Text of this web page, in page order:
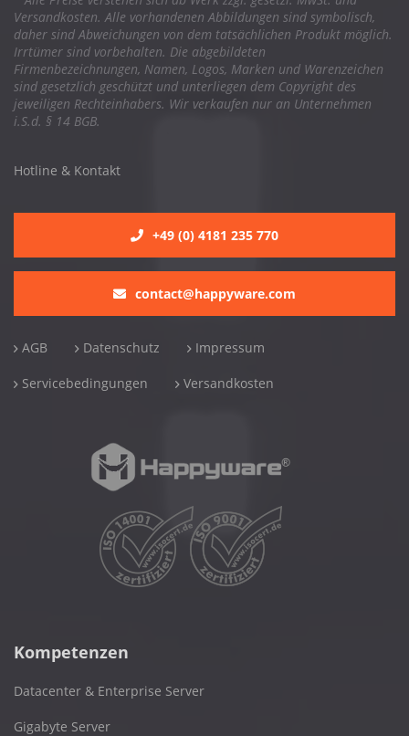
Versandkosten. Alle vorhandenen Abbildungen sind symbolisch,
daher sind Abweichungen von dem tatsächlichen Produkt möglich.
Irrtümer sind vorbehalten. Die abgebildeten
Firmenbezeichnungen, Namen, Logos, Marken und Warenzeichen
sind gesetzlich geschützt und unterliegen dem Copyright des
jeweiligen Rechteinhabers. Wir verkaufen nur an Unternehmen
i.S.d. § 14 BGB.
Hotline & Kontakt
+49 (0) 4181 235 770
contact@happyware.com
AGB Datenschutz Impressum
Servicebedingungen Versandkosten
Kompetenzen
Datacenter & Enterprise Server
Gigabyte Server